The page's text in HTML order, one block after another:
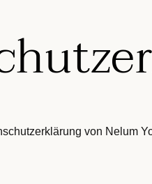
von Nelum